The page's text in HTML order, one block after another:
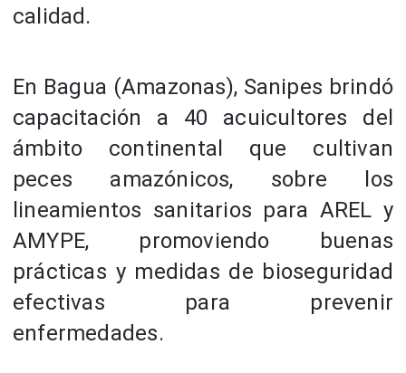
calidad.
En Bagua (Amazonas), Sanipes brindó
capacitación a 40 acuicultores del
ámbito continental que cultivan
peces amazónicos, sobre los
lineamientos sanitarios para AREL y
AMYPE, promoviendo buenas
prácticas y medidas de bioseguridad
efectivas para prevenir
enfermedades.